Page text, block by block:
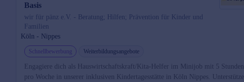
Basis
wir für pänz e.V. - Beratung; Hilfen; Prävention für Kinder und
Familien
Köln - Nippes
Schnellbewerbung Weiterbildungsangebote
Engagiere dich als Hauswirtschaftskraft/Kita-Helfer im Minijob mit 5 Stunden
pro Woche in unserer inklusiven Kindertagesstätte in Köln Nippes. Unterstütze